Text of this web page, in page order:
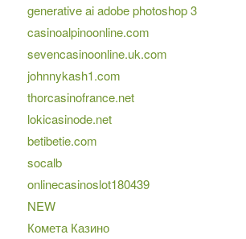
generative ai adobe photoshop 3
casinoalpinoonline.com
sevencasinoonline.uk.com
johnnykash1.com
thorcasinofrance.net
lokicasinode.net
betibetie.com
socalb
onlinecasinoslot180439
NEW
Комета Казино